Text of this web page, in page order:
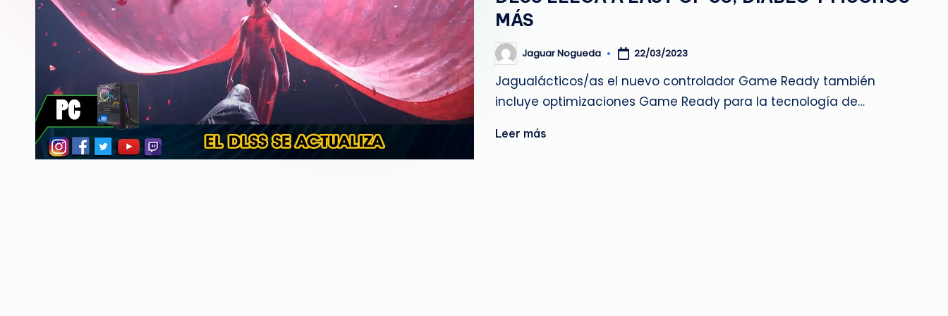
g
u
e
d
MÁS
Publicado
por
Jaguar Nogueda 22/03/2023
Jagualácticos/as el nuevo controlador Game Ready también
incluye optimizaciones Game Ready para la tecnología de…
Leer más